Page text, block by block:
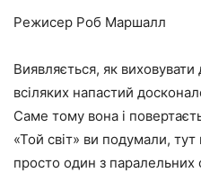
Режисер Роб Маршалл
Виявляється, як виховувати
всіляких напастий
Саме тому вона і
«Той світ» ви подумали,
просто один з паралельних